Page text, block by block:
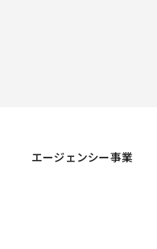
エージェンシー事業